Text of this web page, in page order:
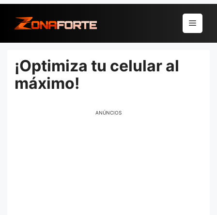
para
conteúdo
Menu
¡Optimiza tu celular al
máximo!
ANÚNCIOS